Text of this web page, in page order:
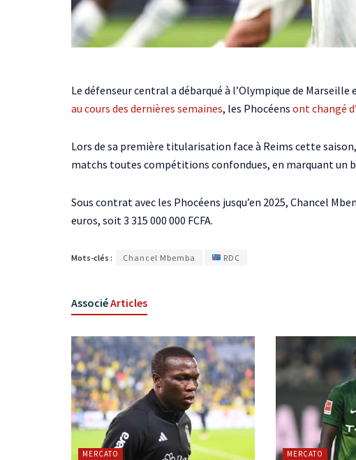
Le défenseur central a débarqué à l’Olympique de
au cours des dernières semaines, les Phocéens ont changé
Lors de sa première titularisation face à Reims cette
matchs toutes compétitions confondues, en marquant un
Sous contrat avec les Phocéens jusqu’en 2025, Chancel
euros, soit 3 315 000 000 FCFA.
Mots-clés : Chancel Mbemba RDC
AssociéArticles
MERCATO MERCATO